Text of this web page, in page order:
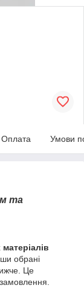
Оплата Умови
та
обрані
Це